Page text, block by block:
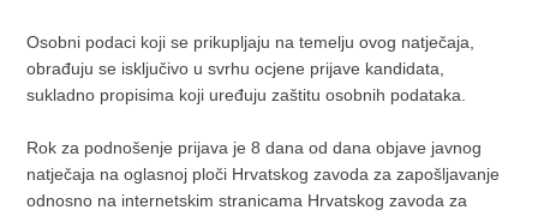
Osobni podaci koji se prikupljaju na temelju ovog natječaja,
obrađuju se isključivo u svrhu ocjene prijave kandidata,
sukladno propisima koji uređuju zaštitu osobnih podataka.
Rok za podnošenje prijava je 8 dana od dana objave javnog
natječaja na oglasnoj ploči Hrvatskog zavoda za zapošljavanje
odnosno na internetskim stranicama Hrvatskog zavoda za